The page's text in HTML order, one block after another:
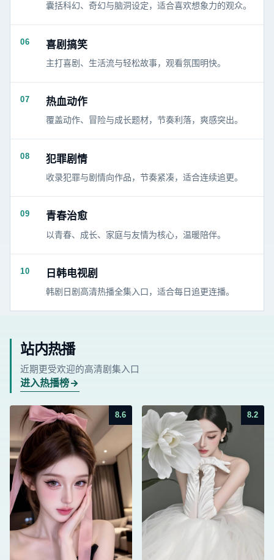
囊括科幻、奇幻与脑洞设定，适合喜欢想象力的观众。
06 喜剧搞笑
主打喜剧、生活流与轻松故事，观看氛围明快。
07 热血动作
覆盖动作、冒险与成长题材，节奏利落，爽感突出。
08 犯罪剧情
收录犯罪与剧情向作品，节奏紧凑，适合连续追更。
09 青春治愈
以青春、成长、家庭与友情为核心，温暖陪伴。
10 日韩电视剧
韩剧日剧高清热播全集入口，适合每日追更连播。
站内热播
近期更受欢迎的高清剧集入口
进入热播榜
8.6 8.2